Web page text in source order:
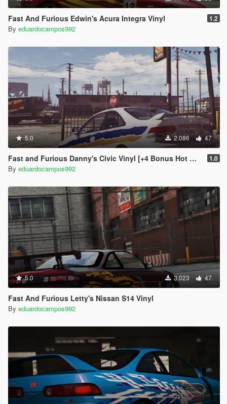
Fast And Furious Edwin's Acura Integra Vinyl 1.2
By eduardocampos992
5.0 2.086 47
Fast and Furious Danny's Civic Vinyl [+4 Bonus Hot Wheels Vinyls] 1.0
By eduardocampos992
5.0 3.023 47
Fast And Furious Letty's Nissan S14 Vinyl
By eduardocampos992